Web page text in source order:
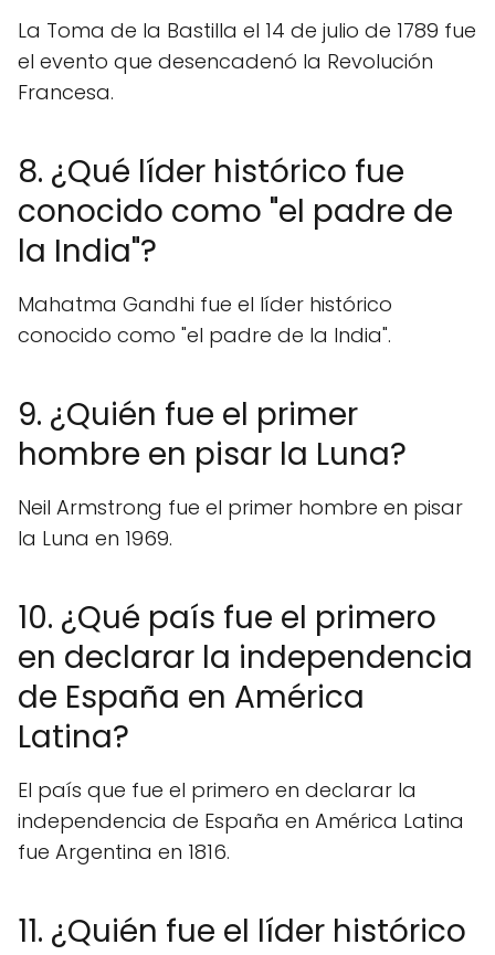
La Toma de la Bastilla el 14 de julio de 1789 fue
el evento que desencadenó la Revolución
Francesa.
8. ¿Qué líder histórico fue
conocido como "el padre de
la India"?
Mahatma Gandhi fue el líder histórico
conocido como "el padre de la India".
9. ¿Quién fue el primer
hombre en pisar la Luna?
Neil Armstrong fue el primer hombre en pisar
la Luna en 1969.
10. ¿Qué país fue el primero
en declarar la independencia
de España en América
Latina?
El país que fue el primero en declarar la
independencia de España en América Latina
fue Argentina en 1816.
11. ¿Quién fue el líder histórico